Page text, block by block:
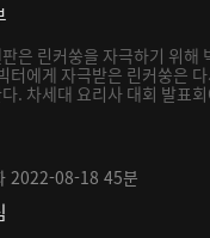
은 린커쑹을 자극하기 위해
터에게 자극받은 린커쑹은
. 차세대 요리사 대회 발표
2022-08-18 45분